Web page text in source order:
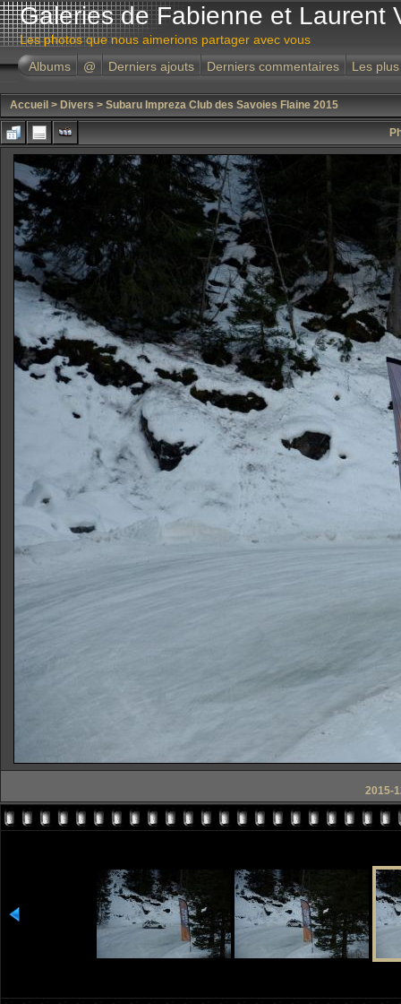
Galeries de Fabienne et Laurent
Les photos que nous aimerions partager avec vous
Albums
@ Derniers ajouts Derniers commentaires Les
Accueil > Divers > Subaru Impreza Club des Savoies Flaine 2015
2015-